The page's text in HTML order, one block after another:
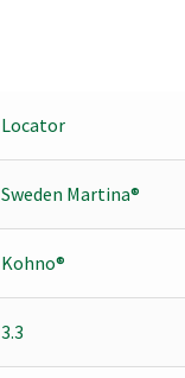
Locator
Sweden Martina®
Kohno®
3.3